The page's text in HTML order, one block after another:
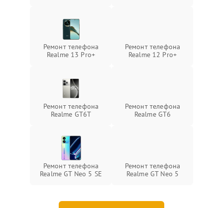
Ремонт телефона
Realme 13 Pro+
Ремонт телефона
Realme 12 Pro+
Ремонт телефона
Realme GT6T
Ремонт телефона
Realme GT6
Ремонт телефона
Realme GT Neo 5 SE
Ремонт телефона
Realme GT Neo 5